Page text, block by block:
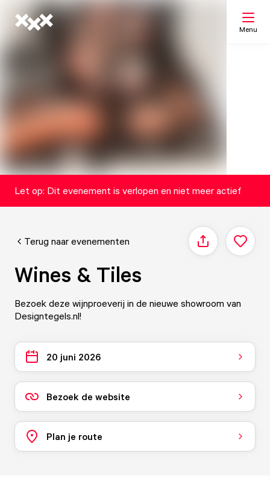
Menu
Let op: Dit evenement is verlopen en niet meer actief
Terug naar evenementen Delen
Wines & Tiles
Bezoek deze wijnproeverij in de nieuwe showroom van
Designtegels.nl!
20 juni 2026
Bezoek de website
Plan je route